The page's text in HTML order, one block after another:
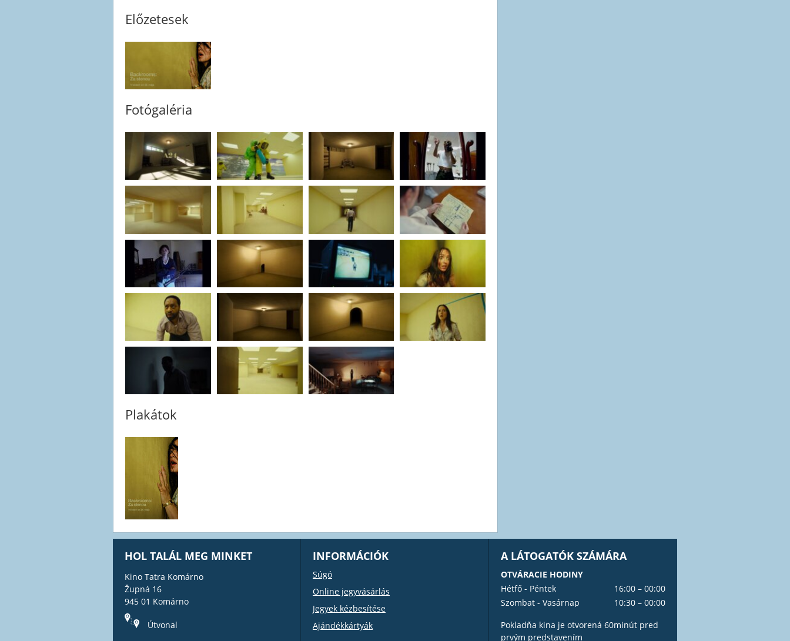
Előzetesek
Fotógaléria
Plakátok
HOL TALÁL MEG MINKET
Kino Tatra Komárno
Župná 16
945 01 Komárno
Útvonal
INFORMÁCIÓK
Súgó
Online jegyvásárlás
Jegyek kézbesítése
Ajándékkártyák
A LÁTOGATÓK SZÁMÁRA
OTVÁRACIE HODINY
Hétfő - Péntek
16:00 – 00:00
Szombat - Vasárnap
10:30 – 00:00
Pokladňa kina je otvorená 60minút pred
prvým predstavením